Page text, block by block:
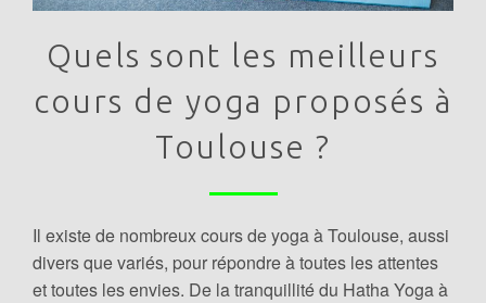
Quels sont les meilleurs
cours de yoga proposés à
Toulouse ?
Il existe de nombreux cours de yoga à Toulouse, aussi
divers que variés, pour répondre à toutes les attentes
et toutes les envies. De la tranquillité du Hatha Yoga à